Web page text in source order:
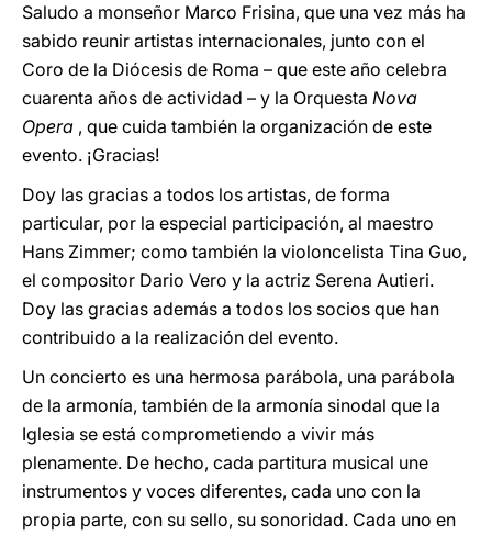
Saludo a monseñor Marco Frisina, que una vez más ha
sabido reunir artistas internacionales, junto con el
Coro de la Diócesis de Roma – que este año celebra
cuarenta años de actividad – y la Orquesta Nova
Opera , que cuida también la organización de este
evento. ¡Gracias!
Doy las gracias a todos los artistas, de forma
particular, por la especial participación, al maestro
Hans Zimmer; como también la violoncelista Tina Guo,
el compositor Dario Vero y la actriz Serena Autieri.
Doy las gracias además a todos los socios que han
contribuido a la realización del evento.
Un concierto es una hermosa parábola, una parábola
de la armonía, también de la armonía sinodal que la
Iglesia se está comprometiendo a vivir más
plenamente. De hecho, cada partitura musical une
instrumentos y voces diferentes, cada uno con la
propia parte, con su sello, su sonoridad. Cada uno en